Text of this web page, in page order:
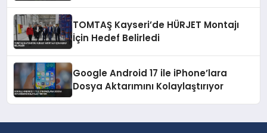
TOMTAŞ Kayseri’de HÜRJET Montajı
İçin Hedef Belirledi
Google Android 17 ile iPhone’lara
Dosya Aktarımını Kolaylaştırıyor